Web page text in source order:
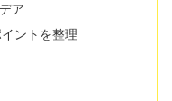
ア
ントを整理